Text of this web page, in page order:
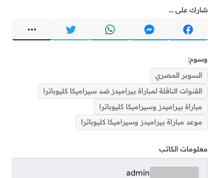
شارك على ...
وسوم:
السوبر المصري
القنوات الناقلة لمباراة بيراميدز ضد سيراميكا كليوباترا
مباراة بيراميدز وسيراميكا كليوباترا
موعد مباراة بيراميدز وسيراميكا كليوباترا
معلومات الكاتب
admin